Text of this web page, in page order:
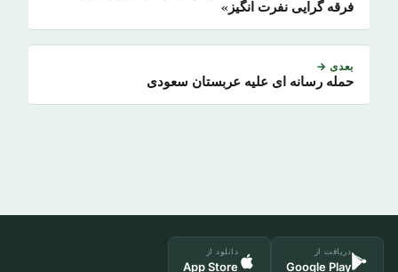
فرقه گرایی نفرت انگیز»
بعدی →
حمله رسانه ای علیه عربستان سعودی
دریافت از
Google Play
دانلود از
App Store